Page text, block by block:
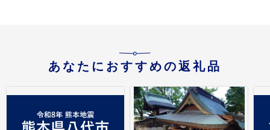
あなたにおすすめの返礼品